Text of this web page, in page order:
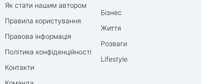
Як стати нашим автором
Правила користування
Правова інформація
Політика конфіденційності
Контакти
Бізнес
Життя
Розваги
Lifestyle